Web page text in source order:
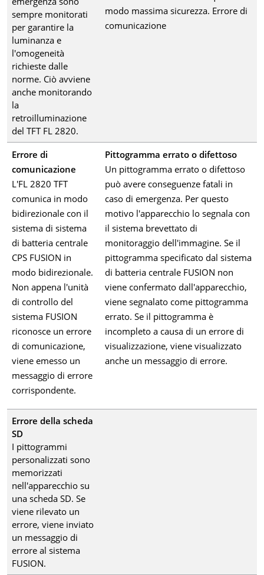
sempre monitorati
per garantire la
luminanza e
l'omogeneità
richieste dalle
norme. Ciò avviene
anche monitorando
la
retroilluminazione
del TFT FL 2820.
modo massima sicurezza. Errore di
comunicazione
Errore di
comunicazione
L'FL 2820 TFT
comunica in modo
bidirezionale con il
sistema di sistema
di batteria centrale
CPS FUSION in
modo bidirezionale.
Non appena l'unità
di controllo del
sistema FUSION
riconosce un errore
di comunicazione,
viene emesso un
messaggio di errore
corrispondente.
Pittogramma errato o difettoso
Un pittogramma errato o difettoso
può avere conseguenze fatali in
caso di emergenza. Per questo
motivo l'apparecchio lo segnala con
il sistema brevettato di
monitoraggio dell'immagine. Se il
pittogramma specificato dal sistema
di batteria centrale FUSION non
viene confermato dall'apparecchio,
viene segnalato come pittogramma
errato. Se il pittogramma è
incompleto a causa di un errore di
visualizzazione, viene visualizzato
anche un messaggio di errore.
Errore della scheda
SD
I pittogrammi
personalizzati sono
memorizzati
nell'apparecchio su
una scheda SD. Se
viene rilevato un
errore, viene inviato
un messaggio di
errore al sistema
FUSION.